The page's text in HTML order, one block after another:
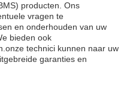
producten. Ons
vragen te
en onderhouden van uw
bieden ook
technici kunnen naar uw
garanties en